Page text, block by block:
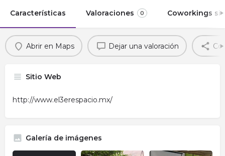
Características Valoraciones 0 Coworkings
Abrir en Maps Dejar una valoración
Sitio Web
http://www.el3erespacio.mx/
Galería de imágenes